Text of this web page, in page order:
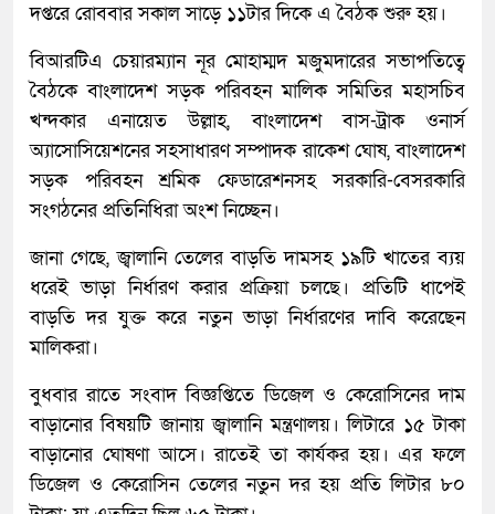
দপ্তরে রোববার সকাল সাড়ে ১১টার দিকে এ বৈঠক শুরু হয়।
বিআরটিএ চেয়ারম্যান নূর মোহাম্মদ মজুমদারের সভাপতিত্বে
বৈঠকে বাংলাদেশ সড়ক পরিবহন মালিক সমিতির মহাসচিব
খন্দকার এনায়েত উল্লাহ, বাংলাদেশ বাস-ট্রাক ওনার্স
অ্যাসোসিয়েশনের সহসাধারণ সম্পাদক রাকেশ ঘোষ, বাংলাদেশ
সড়ক পরিবহন শ্রমিক ফেডারেশনসহ সরকারি-বেসরকারি
সংগঠনের প্রতিনিধিরা অংশ নিচ্ছেন।
জানা গেছে, জ্বালানি তেলের বাড়তি দামসহ ১৯টি খাতের ব্যয়
ধরেই ভাড়া নির্ধারণ করার প্রক্রিয়া চলছে। প্রতিটি ধাপেই
বাড়তি দর যুক্ত করে নতুন ভাড়া নির্ধারণের দাবি করেছেন
মালিকরা।
বুধবার রাতে সংবাদ বিজ্ঞপ্তিতে ডিজেল ও কেরোসিনের দাম
বাড়ানোর বিষয়টি জানায় জ্বালানি মন্ত্রণালয়। লিটারে ১৫ টাকা
বাড়ানোর ঘোষণা আসে। রাতেই তা কার্যকর হয়। এর ফলে
ডিজেল ও কেরোসিন তেলের নতুন দর হয় প্রতি লিটার ৮০